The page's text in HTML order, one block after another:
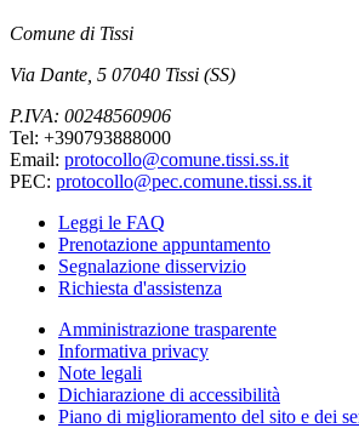
Comune di Tissi
Via Dante, 5 07040 Tissi (SS)
P.IVA: 00248560906
Tel: +390793888000
Email: protocollo@comune.tissi.ss.it
PEC: protocollo@pec.comune.tissi.ss.it
Leggi le FAQ
Prenotazione appuntamento
Segnalazione disservizio
Richiesta d'assistenza
Amministrazione trasparente
Informativa privacy
Note legali
Dichiarazione di accessibilità
Piano di miglioramento del sito e dei